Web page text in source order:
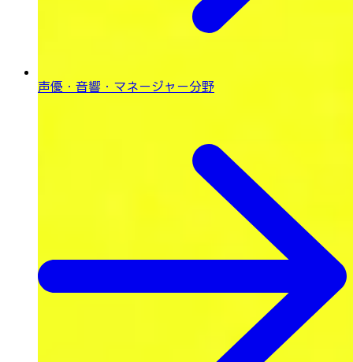
声優・音響・ マネージャー分野